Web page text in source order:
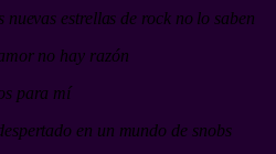
nuevas estrellas de rock no lo saben
no hay razón
para mí
en un mundo de snobs